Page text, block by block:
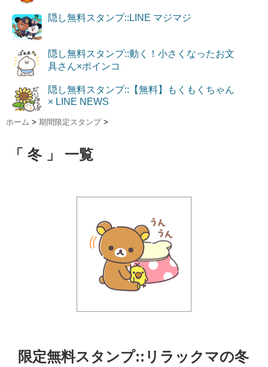
隠し無料スタンプ::LINE マジマジ
隠し無料スタンプ::動く！小さくなったお文
具さん×ポインコ
隠し無料スタンプ::【無料】もくもくちゃん
× LINE NEWS
ホーム > 期間限定スタンプ >
「 冬 」 一覧
限定無料スタンプ::リラックマの冬